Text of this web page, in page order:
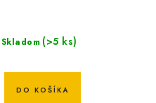
Skladom (>5 ks)
DO KOŠÍKA